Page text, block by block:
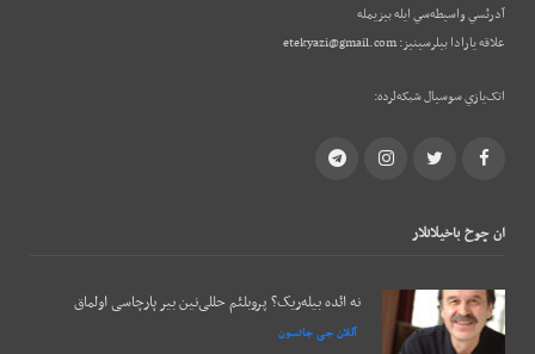
آدرئسي واسيطه‌سي ايله بيزيمله
علاقه يارادا بيلرسينيز:etekyazi@gmail.com
اتک‌يازي سوسيال شبکه‌لرده:
Facebook
Twitter
Instagram
Telegram
ان چوخ باخيلانلار
نه ائده بیله‌ریک؟ پروبلئم حللی‌نین بیر پارچاسی اولماق
آللان جی جانسون